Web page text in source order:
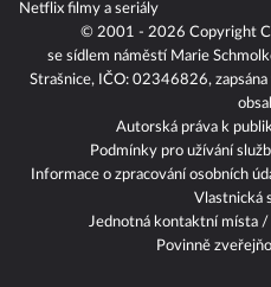
Netflix filmy a seriály
© 2001 - 2026 Copyright
se sídlem náměstí Marie
Strašnice, IČO: 02346826,
Autorská práva k
Podmínky pro užívání
Informace o zpracování osobních
Vlastnická
Jednotná kontaktní místa
Povinně